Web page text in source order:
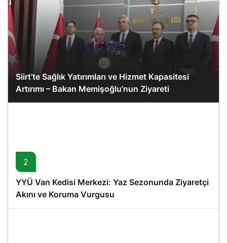
Siirt’te Sağlık Yatırımları ve Hizmet Kapasitesi
Artırımı – Bakan Memişoğlu’nun Ziyareti
2
YYÜ Van Kedisi Merkezi: Yaz Sezonunda Ziyaretçi
Akını ve Koruma Vurgusu